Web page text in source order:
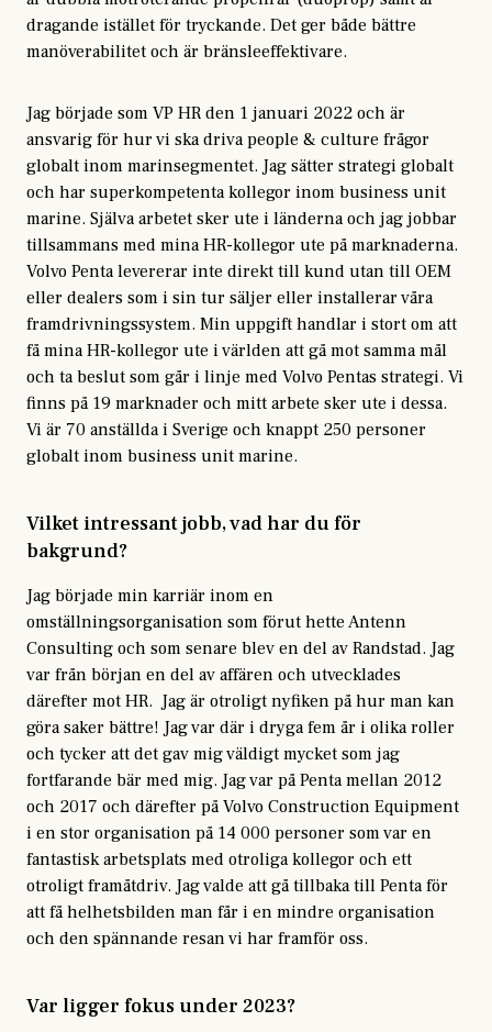
dragande istället för tryckande. Det ger både bättre
manöverabilitet och är bränsleeffektivare.
Jag började som VP HR den 1 januari 2022 och är
ansvarig för hur vi ska driva people & culture frågor
globalt inom marinsegmentet. Jag sätter strategi globalt
och har superkompetenta kollegor inom business unit
marine. Själva arbetet sker ute i länderna och jag jobbar
tillsammans med mina HR-kollegor ute på marknaderna.
Volvo Penta levererar inte direkt till kund utan till OEM
eller dealers som i sin tur säljer eller installerar våra
framdrivningssystem. Min uppgift handlar i stort om att
få mina HR-kollegor ute i världen att gå mot samma mål
och ta beslut som går i linje med Volvo Pentas strategi. Vi
finns på 19 marknader och mitt arbete sker ute i dessa.
Vi är 70 anställda i Sverige och knappt 250 personer
globalt inom business unit marine.
Vilket intressant jobb, vad har du för
bakgrund?
Jag började min karriär inom en
omställningsorganisation som förut hette Antenn
Consulting och som senare blev en del av Randstad. Jag
var från början en del av affären och utvecklades
därefter mot HR. Jag är otroligt nyfiken på hur man kan
göra saker bättre! Jag var där i dryga fem år i olika roller
och tycker att det gav mig väldigt mycket som jag
fortfarande bär med mig. Jag var på Penta mellan 2012
och 2017 och därefter på Volvo Construction Equipment
i en stor organisation på 14 000 personer som var en
fantastisk arbetsplats med otroliga kollegor och ett
otroligt framåtdriv. Jag valde att gå tillbaka till Penta för
att få helhetsbilden man får i en mindre organisation
och den spännande resan vi har framför oss.
Var ligger fokus under 2023?